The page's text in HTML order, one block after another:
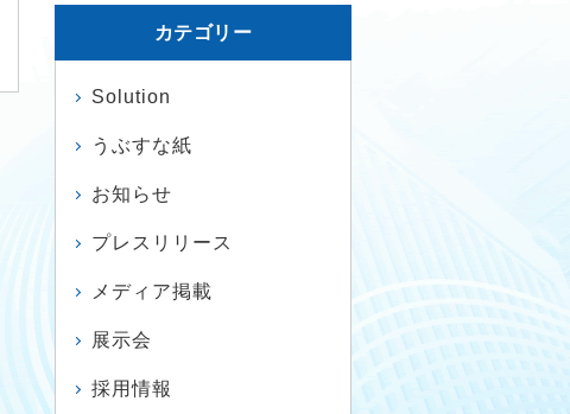
カテゴリー
Solution
うぶすな紙
お知らせ
プレスリリース
メディア掲載
展示会
採用情報